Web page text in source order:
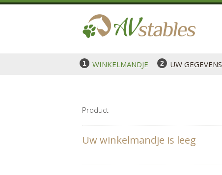
WINKELMANDJE UW GEGEVENS
Product
Uw winkelmandje is leeg